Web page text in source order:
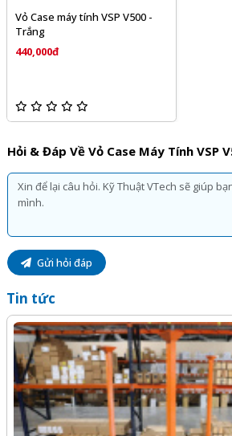
Vỏ Case máy tính VSP V500 -
Trắng
440,000đ
Hỏi & Đáp Về Vỏ Case Máy Tính VSP
Gửi hỏi đáp
Tin tức